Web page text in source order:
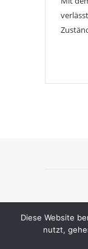
Diese Website
nutzt,